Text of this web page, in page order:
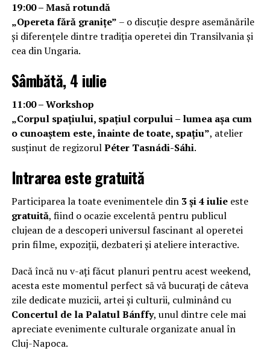
19:00 – Masă rotundă
„Opereta fără granițe” – o discuție despre asemănările
și diferențele dintre tradiția operetei din Transilvania și
cea din Ungaria.
Sâmbătă, 4 iulie
11:00 – Workshop
„Corpul spațiului, spațiul corpului – lumea așa cum
o cunoaștem este, înainte de toate, spațiu”, atelier
susținut de regizorulPéter Tasnádi-Sáhi.
Intrarea este gratuită
Participarea la toate evenimentele din 3 și 4 iulieeste
gratuită, fiind o ocazie excelentă pentru publicul
clujean de a descoperi universul fascinant al operetei
prin filme, expoziții, dezbateri și ateliere interactive.
Dacă încă nu v-ați făcut planuri pentru acest weekend,
acesta este momentul perfect să vă bucurați de câteva
zile dedicate muzicii, artei și culturii, culminând cu
Concertul de la Palatul Bánffy, unul dintre cele mai
apreciate evenimente culturale organizate anual în
Cluj-Napoca.